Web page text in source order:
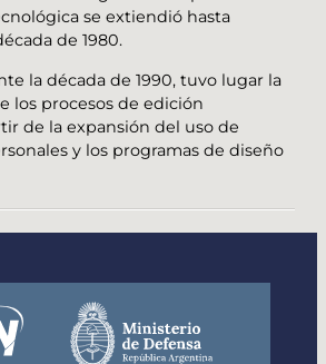
se extiendió hasta
de 1980.
la década de 1990, tuvo lugar la
los procesos de edición
de la expansión del uso de
y los programas de diseño